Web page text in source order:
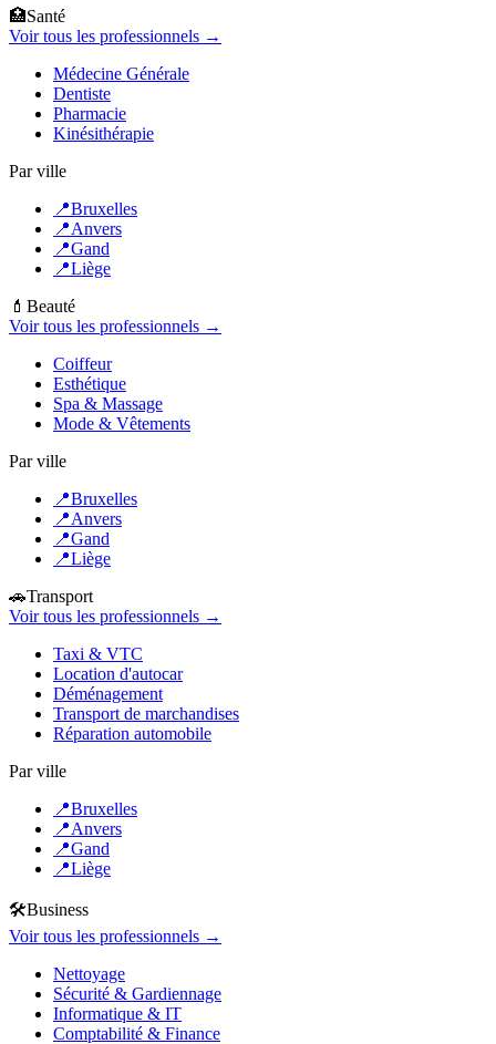
🏥Santé
Voir tous les professionnels →
Médecine Générale
Dentiste
Pharmacie
Kinésithérapie
Par ville
📍Bruxelles
📍Anvers
📍Gand
📍Liège
💄 Beauté
Voir tous les professionnels →
Coiffeur
Esthétique
Spa & Massage
Mode & Vêtements
Par ville
📍Bruxelles
📍Anvers
📍Gand
📍Liège
🚗Transport
Voir tous les professionnels →
Taxi & VTC
Location d'autocar
Déménagement
Transport de marchandises
Réparation automobile
Par ville
📍Bruxelles
📍Anvers
📍Gand
📍Liège
🛠️Business
Voir tous les professionnels →
Nettoyage
Sécurité & Gardiennage
Informatique & IT
Comptabilité & Finance